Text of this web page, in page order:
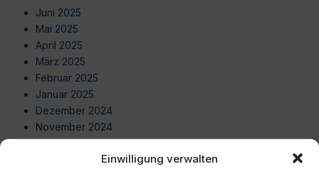
Einwilligung verwalten
Juni 2025
Mai 2025
April 2025
März 2025
Februar 2025
Januar 2025
Dezember 2024
November 2024
Oktober 2024
September 2024